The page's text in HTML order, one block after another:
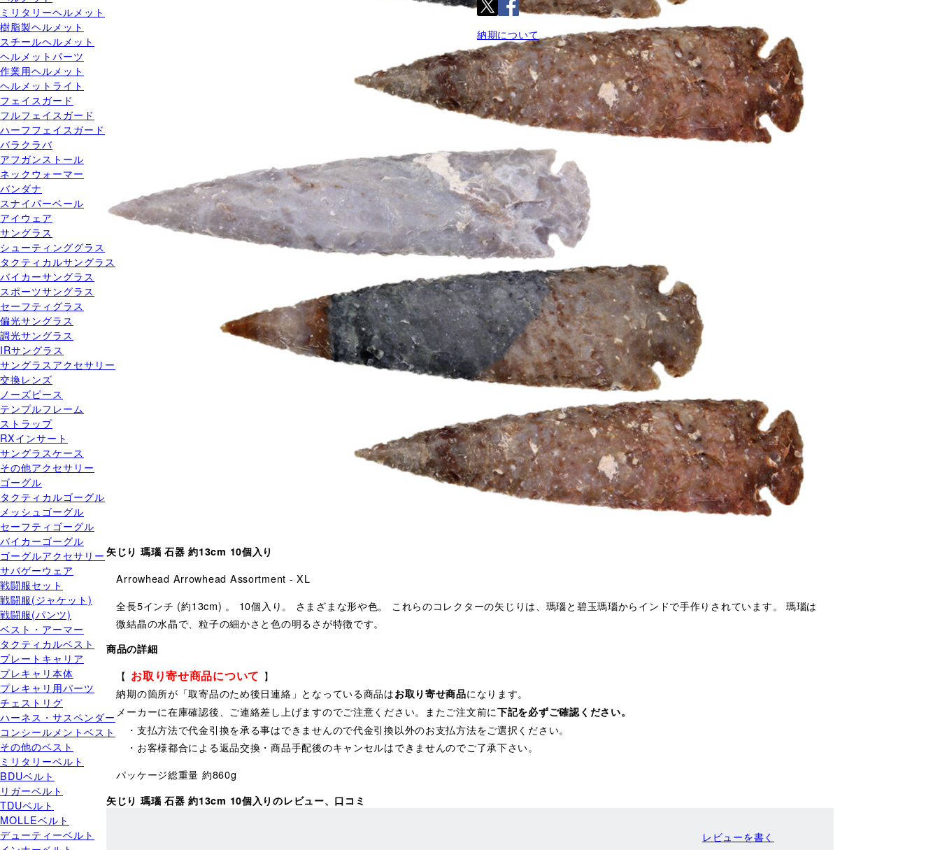
ミリタリーヘルメット
樹脂製ヘルメット
スチールヘルメット
ヘルメットパーツ
作業用ヘルメット
ヘルメットライト
フェイスガード
フルフェイスガード
ハーフフェイスガード
バラクラバ
アフガンストール
ネックウォーマー
バンダナ
スナイパーベール
アイウェア
サングラス
シューティンググラス
タクティカルサングラス
バイカーサングラス
スポーツサングラス
セーフティグラス
偏光サングラス
調光サングラス
IRサングラス
サングラスアクセサリー
交換レンズ
ノーズピース
テンプルフレーム
ストラップ
RXインサート
サングラスケース
その他アクセサリー
ゴーグル
タクティカルゴーグル
メッシュゴーグル
セーフティゴーグル
バイカーゴーグル
ゴーグルアクセサリー
サバゲーウェア
戦闘服セット
戦闘服(ジャケット)
戦闘服(パンツ)
ベスト・アーマー
タクティカルベスト
プレートキャリア
プレキャリ本体
プレキャリ用パーツ
チェストリグ
ハーネス・サスペンダー
コンシールメントベスト
その他のベスト
ミリタリーベルト
BDUベルト
リガーベルト
TDUベルト
MOLLEベルト
デューティーベルト
納期について
矢じり 瑪瑙 石器 約13cm 10個入り
Arrowhead Arrowhead Assortment - XL
全長5インチ (約13cm) 。 10個入り。 さまざまな形や色。 これらのコレクターの矢じりは、瑪瑙と碧玉瑪瑙からインドで手作りされています。 瑪瑙は
微結晶の水晶で、粒子の細かさと色の明るさが特徴です。
商品の詳細
【 お取り寄せ商品について 】
納期の箇所が「取寄品のため後日連絡」となっている商品はお取り寄せ商品になります。
メーカーに在庫確認後、ご連絡差し上げますのでご注意ください。またご注文前に下記を必ずご確認ください。
・支払方法で代金引換を承る事はできませんので代金引換以外のお支払方法をご選択ください。
・お客様都合による返品交換・商品手配後のキャンセルはできませんのでご了承下さい。
パッケージ総重量 約860g
矢じり 瑪瑙 石器 約13cm 10個入りのレビュー、口コミ
レビューを書く